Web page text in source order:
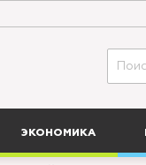
ЭКОНОМИКА